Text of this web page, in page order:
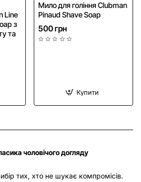
чоловічого догляду
тих, хто не шукає компромісів.
Line
з
та
Мило для гоління Clubman
Pinaud Shave Soap
500 грн
Купити